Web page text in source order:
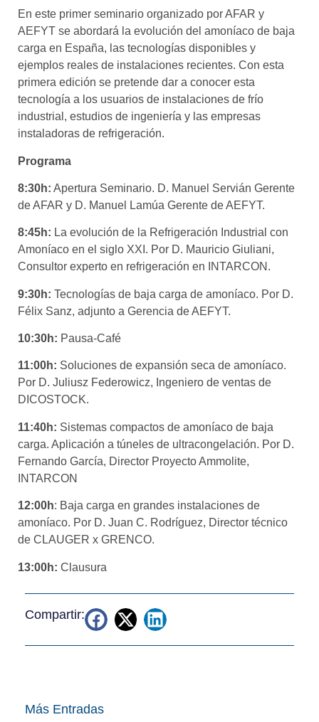
En este primer seminario organizado por AFAR y
AEFYT se abordará la evolución del amoníaco de baja
carga en España, las tecnologías disponibles y
ejemplos reales de instalaciones recientes. Con esta
primera edición se pretende dar a conocer esta
tecnología a los usuarios de instalaciones de frío
industrial, estudios de ingeniería y las empresas
instaladoras de refrigeración.
Programa
8:30h: Apertura Seminario. D. Manuel Servián Gerente
de AFAR y D. Manuel Lamúa Gerente de AEFYT.
8:45h: La evolución de la Refrigeración Industrial con
Amoníaco en el siglo XXI. Por D. Mauricio Giuliani,
Consultor experto en refrigeración en INTARCON.
9:30h: Tecnologías de baja carga de amoníaco. Por D.
Félix Sanz, adjunto a Gerencia de AEFYT.
10:30h: Pausa-Café
11:00h: Soluciones de expansión seca de amoníaco.
Por D. Juliusz Federowicz, Ingeniero de ventas de
DICOSTOCK.
11:40h: Sistemas compactos de amoníaco de baja
carga. Aplicación a túneles de ultracongelación. Por D.
Fernando García, Director Proyecto Ammolite,
INTARCON
12:00h: Baja carga en grandes instalaciones de
amoníaco. Por D. Juan C. Rodríguez, Director técnico
de CLAUGER x GRENCO.
13:00h: Clausura
Compartir:
Más Entradas